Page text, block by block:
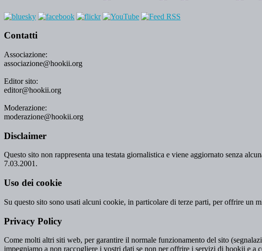
Contatti
Associazione:
associazione@hookii.org
Editor sito:
editor@hookii.org
Moderazione:
moderazione@hookii.org
Disclaimer
Questo sito non rappresenta una testata giornalistica e viene aggiornato senza
7.03.2001.
Uso dei cookie
Su questo sito sono usati alcuni cookie, in particolare di terze parti, per offrire un
Privacy Policy
Come molti altri siti web, per garantire il normale funzionamento del sito
impegniamo a non raccogliere i vostri dati se non per offrire i servizi di hookii e